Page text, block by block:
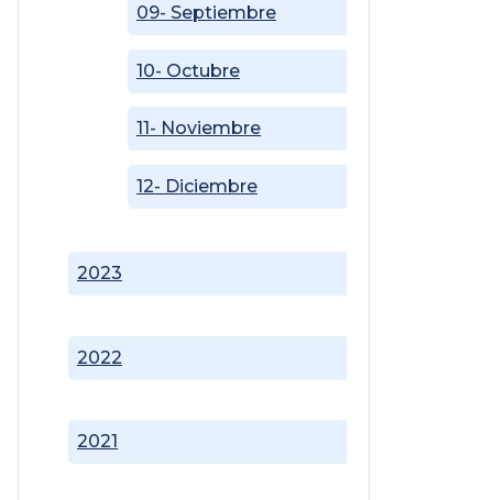
2021
2022
2023
09- Septiembre
10- Octubre
11- Noviembre
12- Diciembre